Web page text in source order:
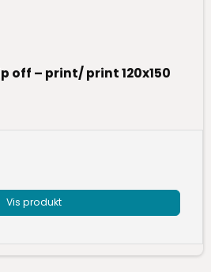
off – print/ print 120x150
Vis produkt